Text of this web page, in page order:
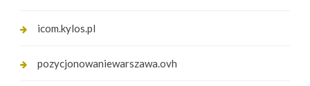
icom.kylos.pl
pozycjonowaniewarszawa.ovh